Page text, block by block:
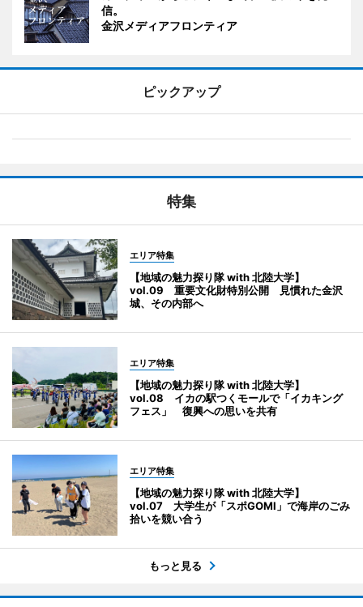
信。
金沢メディアフロンティア
ピックアップ
特集
エリア特集
【地域の魅力探り隊 with 北陸大学】
vol.09 重要文化財特別公開 見慣れた金沢
城、その内部へ
エリア特集
【地域の魅力探り隊 with 北陸大学】
vol.08 イカの駅つくモールで「イカキング
フェス」 復興への思いを共有
エリア特集
【地域の魅力探り隊 with 北陸大学】
vol.07 大学生が「スポGOMI」で海岸のごみ
拾いを競い合う
もっと見る